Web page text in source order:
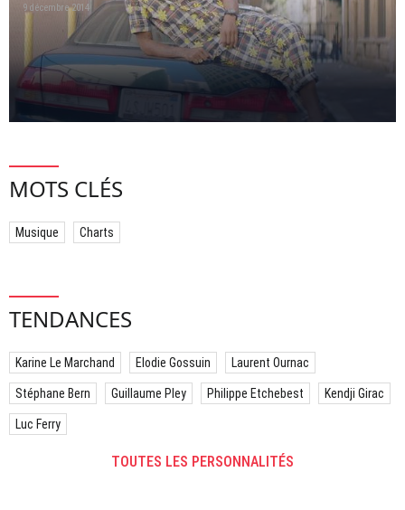
9 décembre 2014
MOTS CLÉS
Musique Charts
TENDANCES
Karine Le Marchand Elodie Gossuin Laurent Ournac
Stéphane Bern Guillaume Pley Philippe Etchebest Kendji Girac
Luc Ferry
TOUTES LES PERSONNALITÉS